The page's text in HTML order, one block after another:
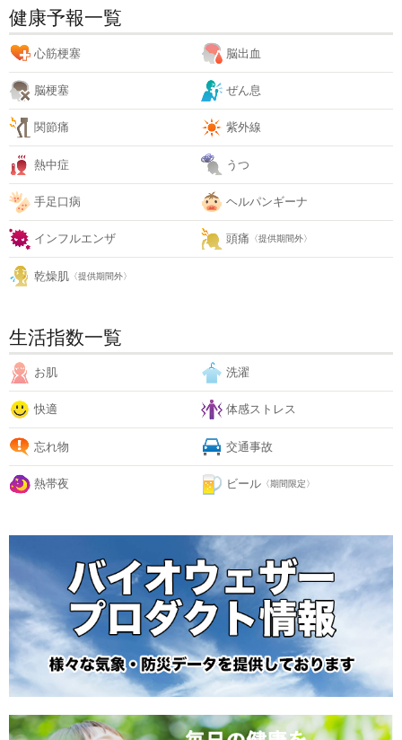
健康予報一覧
心筋梗塞 脳出血
脳梗塞 ぜん息
関節痛 紫外線
熱中症 うつ
手足口病 ヘルパンギーナ
インフルエンザ 頭痛 〈提供期間外〉
乾燥肌 〈提供期間外〉
生活指数一覧
お肌 洗濯
快適 体感ストレス
忘れ物 交通事故
熱帯夜 ビール 〈期間限定〉